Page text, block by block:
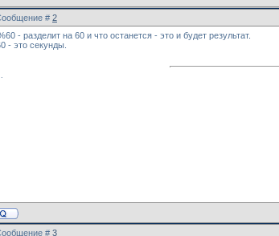
# 2
- разделит на 60 и что останется - это и будет результат.
- это секунды.
# 3